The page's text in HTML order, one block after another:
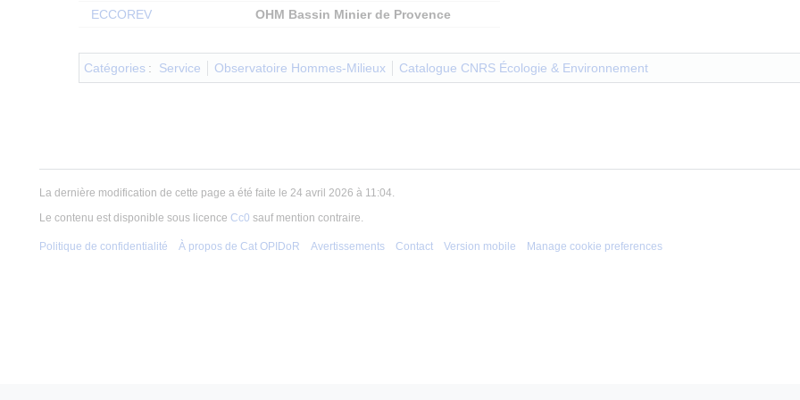
ECCOREV
OHM Bassin Minier de Provence
Catégories : Service Observatoire Hommes-Milieux Catalogue CNRS Écologie & Environnement
La dernière modification de cette page a été faite le 24 avril 2026 à 11:04.
Le contenu est disponible sous licence Cc0 sauf mention contraire.
Politique de confidentialité À propos de Cat OPIDoR Avertissements Contact Version mobile Manage cookie preferences